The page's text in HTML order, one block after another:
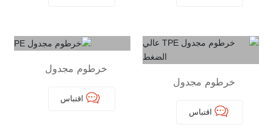
خرطوم مجدول
اقتباس
خرطوم مجدول
اقتباس